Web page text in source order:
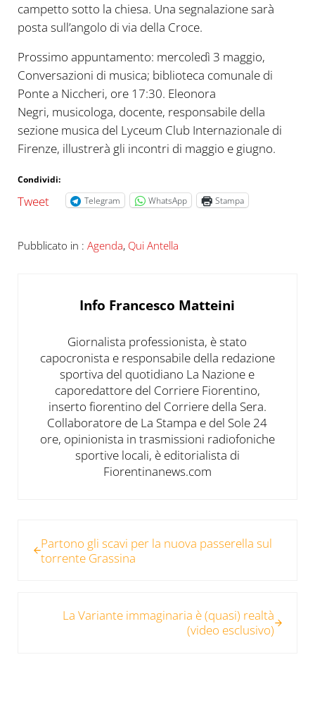
campetto sotto la chiesa. Una segnalazione sarà
posta sull’angolo di via della Croce.
Prossimo appuntamento: mercoledì 3 maggio,
Conversazioni di musica; biblioteca comunale di
Ponte a Niccheri, ore 17:30. Eleonora
Negri, musicologa, docente, responsabile della
sezione musica del Lyceum Club Internazionale di
Firenze, illustrerà gli incontri di maggio e giugno.
Condividi:
Tweet Telegram WhatsApp Stampa
Pubblicato in : Agenda, Qui Antella
Info Francesco Matteini
Giornalista professionista, è stato
capocronista e responsabile della redazione
sportiva del quotidiano La Nazione e
caporedattore del Corriere Fiorentino,
inserto fiorentino del Corriere della Sera.
Collaboratore de La Stampa e del Sole 24
ore, opinionista in trasmissioni radiofoniche
sportive locali, è editorialista di
Fiorentinanews.com
Partono gli scavi per la nuova passerella sul
torrente Grassina
La Variante immaginaria è (quasi) realtà
(video esclusivo)